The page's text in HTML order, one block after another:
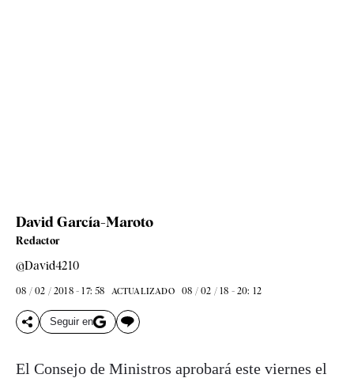
David García-Maroto
Redactor
@David4210
08 / 02 / 2018 - 17: 58 ACTUALIZADO 08 / 02 / 18 - 20: 12
Seguir en
El Consejo de Ministros aprobará este viernes el